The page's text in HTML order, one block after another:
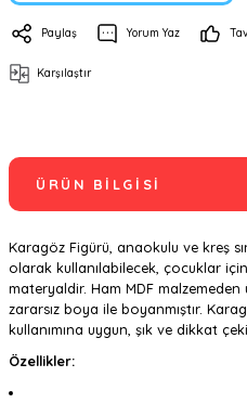
Paylaş Yorum Yaz
Karşılaştır
ÜRÜN BILGISI
Karagöz Figürü, anaokulu ve kreş
olarak kullanılabilecek, çocuklar
materyaldir. Ham MDF malzemeden
zararsız boya ile boyanmıştır.
kullanımına uygun, şık ve dikkat
Özellikler: